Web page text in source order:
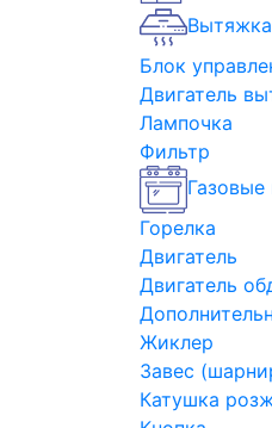
Вытяжка
Блок
Двигатель
Лампочка
Фильтр
Газовые
Горелка
Двигатель
Двигатель
Жиклер
Завес
Катушка